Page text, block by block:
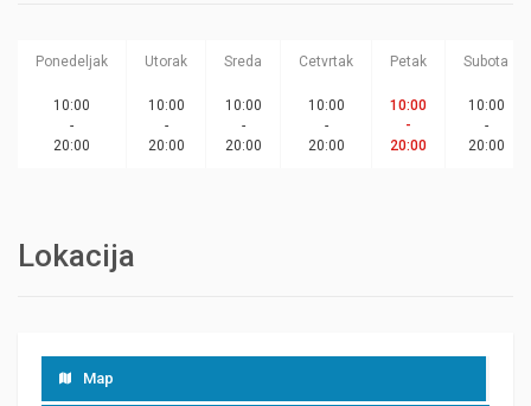
Ponedeljak Utorak Sreda Cetvrtak Petak Subota
10:00
-
20:00
10:00
-
20:00
10:00
-
20:00
10:00
-
20:00
10:00
-
20:00
10:00
-
20:00
Lokacija
Map